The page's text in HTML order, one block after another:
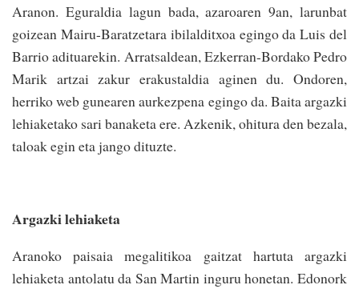
Aranon. Eguraldia lagun bada, azaroaren 9an, larunbat
goizean Mairu-Baratzetara ibilalditxoa egingo da Luis del
Barrio adituarekin. Arratsaldean, Ezkerran-Bordako Pedro
Marik artzai zakur erakustaldia aginen du. Ondoren,
herriko web gunearen aurkezpena egingo da. Baita argazki
lehiaketako sari banaketa ere. Azkenik, ohitura den bezala,
taloak egin eta jango dituzte.
Argazki lehiaketa
Aranoko paisaia megalitikoa gaitzat hartuta argazki
lehiaketa antolatu da San Martin inguru honetan. Edonork